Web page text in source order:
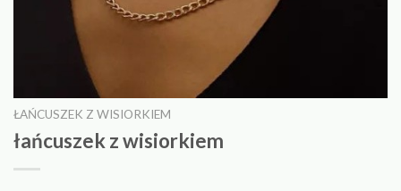
ŁAŃCUSZEK Z WISIORKIEM
łańcuszek z wisiorkiem